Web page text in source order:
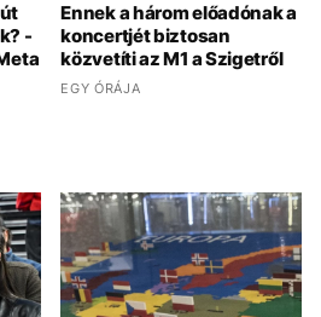
-
Ennek a három előadónak a
koncertjét biztosan
közvetíti az M1 a Szigetről
EGY ÓRÁJA